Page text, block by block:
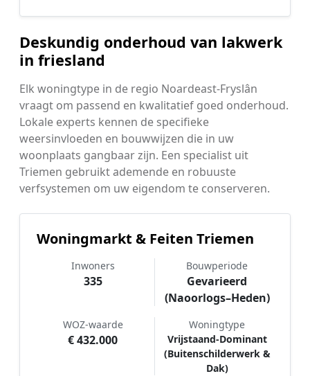
Deskundig onderhoud van lakwerk
in friesland
Elk woningtype in de regio Noardeast-Fryslân
vraagt om passend en kwalitatief goed onderhoud.
Lokale experts kennen de specifieke
weersinvloeden en bouwwijzen die in uw
woonplaats gangbaar zijn. Een specialist uit
Triemen gebruikt ademende en robuuste
verfsystemen om uw eigendom te conserveren.
Woningmarkt & Feiten Triemen
Inwoners
335
Bouwperiode
Gevarieerd
(Naoorlogs–Heden)
WOZ-waarde
€ 432.000
Woningtype
Vrijstaand-Dominant
(Buitenschilderwerk &
Dak)